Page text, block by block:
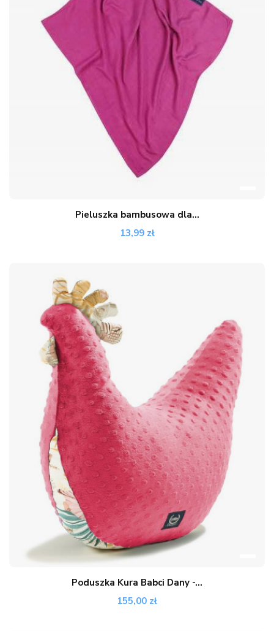
Pieluszka bambusowa dla...
13,99 zł
Poduszka Kura Babci Dany -...
155,00 zł